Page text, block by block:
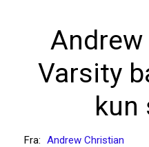
Varsity
kun
Fra: Andrew Christian